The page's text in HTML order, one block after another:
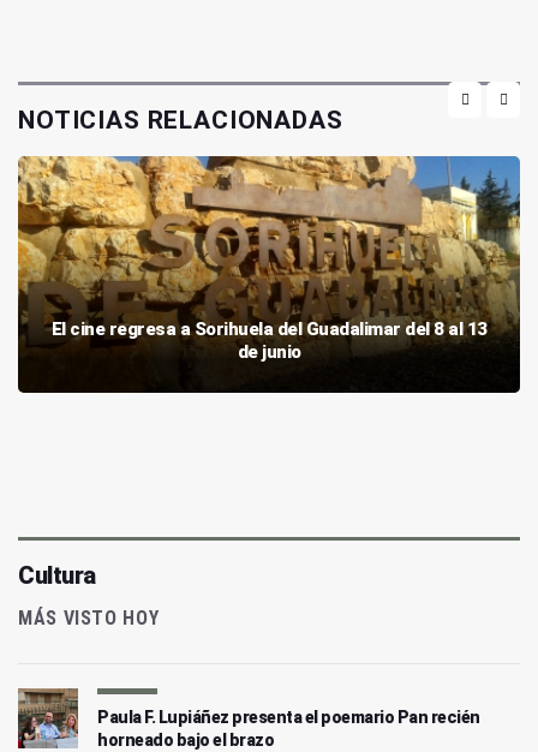
NOTICIAS RELACIONADAS
El cine regresa a Sorihuela del Guadalimar del 8 al 13
de junio
Cultura
MÁS VISTO HOY
Paula F. Lupiáñez presenta el poemario Pan recién
horneado bajo el brazo